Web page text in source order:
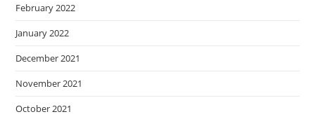
February 2022
January 2022
December 2021
November 2021
October 2021